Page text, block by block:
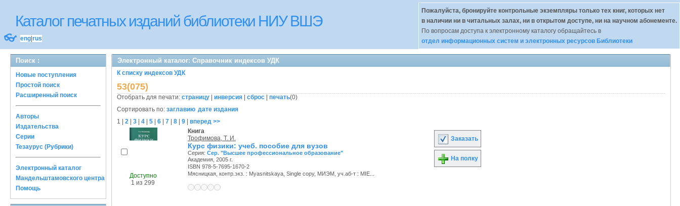
Каталог печатных изданий библиотеки НИУ ВШЭ
👓 eng rus
Пожалуйста, бронируйте контрольные экземпляры только тех книг, которых нет
в наличии ни в читальных залах, ни в открытом доступе, ни на научном абонементе.
По вопросам доступа к электронному каталогу обращайтесь в
отдел информационных систем и электронных ресурсов Библиотеки
Поиск :
Новые поступления
Простой поиск
Расширенный поиск
Авторы
Издательства
Серии
Тезаурус (Рубрики)
Электронный каталог
Мандельштамовского центра
Помощь
Электронный каталог: Справочник индексов УДК
К списку индексов УДК
53(075)
Отобрать для печати: страницу инверсия сброс печать(0)
Сортировать по: заглавию дате издания
1
2 3 4 5 6 7 8 9 вперед >>
Доступно
1 из 299
Книга
Трофимова, Т. И.
Курс физики: учеб. пособие для вузов
Серия: Сер. "Высшее профессиональное образование"
Академия, 2005 г.
ISBN 978-5-7695-1670-2
Мясницкая, контр.экз. : Myasnitskaya, Single copy, МИЭМ, уч.аб-т : MIE...
Заказать
На полку